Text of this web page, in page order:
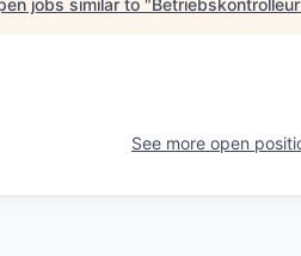
jobs similar to "
See more open